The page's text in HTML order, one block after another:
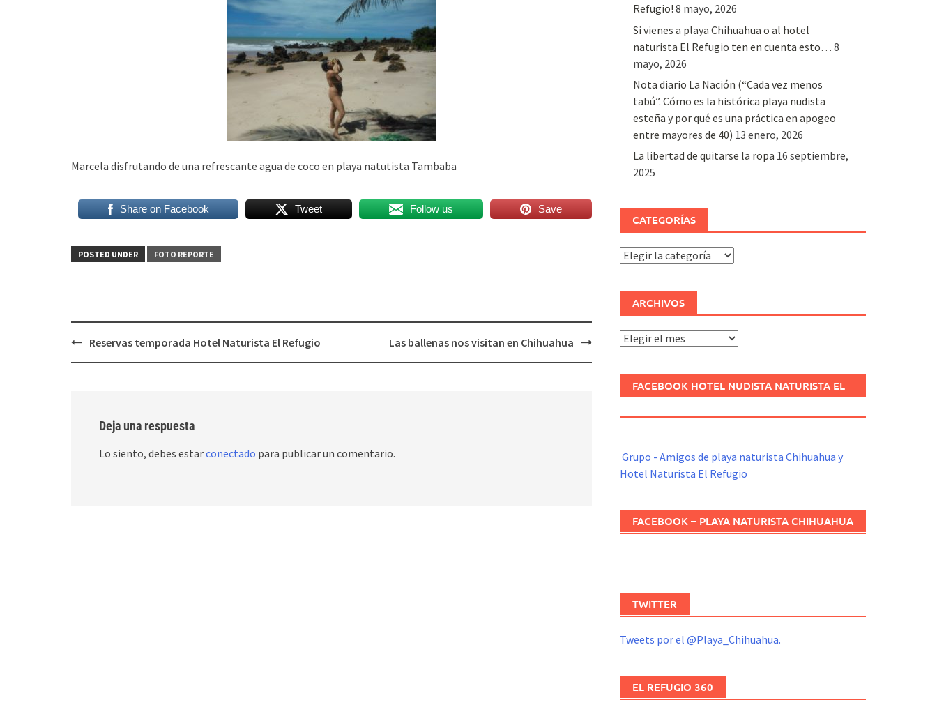
Marcela disfrutando de una refrescante agua de coco en playa natutista Tambaba
Share on Facebook Tweet Follow us Save
POSTED UNDER FOTO REPORTE
PostReservas temporada Hotel Naturista El Refugio Las ballenas nos visitan en Chihuahua
Deja una respuesta
Lo siento, debes estarconectado para publicar un comentario.
Refugio! 8 mayo, 2026
Si vienes a playa Chihuahua o al hotel
naturista El Refugio ten en cuenta esto… 8
mayo, 2026
Nota diario La Nación (“Cada vez menos
tabú”. Cómo es la histórica playa nudista
esteña y por qué es una práctica en apogeo
entre mayores de 40) 13 enero, 2026
La libertad de quitarse la ropa 16 septiembre,
2025
CATEGORÍAS
Categorías
ARCHIVOS
Archivos
FACEBOOK HOTEL NUDISTA NATURISTA EL
Grupo - Amigos de playa naturista Chihuahua y
Hotel Naturista El Refugio
FACEBOOK – PLAYA NATURISTA CHIHUAHUA
TWITTER
Tweets por el @Playa_Chihuahua.
EL REFUGIO 360